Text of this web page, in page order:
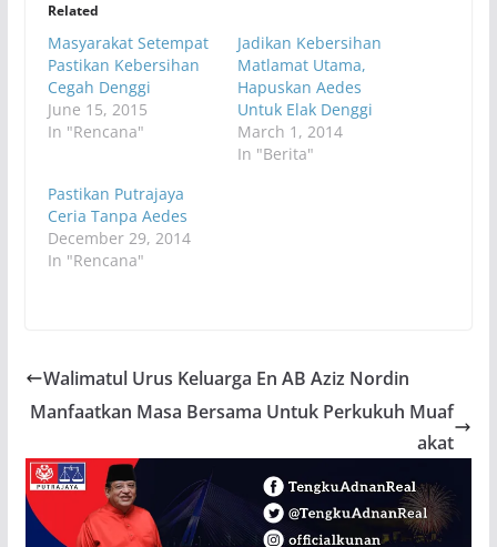
Related
Masyarakat Setempat
Pastikan Kebersihan
Cegah Denggi
June 15, 2015
In "Rencana"
Jadikan Kebersihan
Matlamat Utama,
Hapuskan Aedes
Untuk Elak Denggi
March 1, 2014
In "Berita"
Pastikan Putrajaya
Ceria Tanpa Aedes
December 29, 2014
In "Rencana"
Walimatul Urus Keluarga En AB Aziz Nordin
Manfaatkan Masa Bersama Untuk Perkukuh Muaf
akat